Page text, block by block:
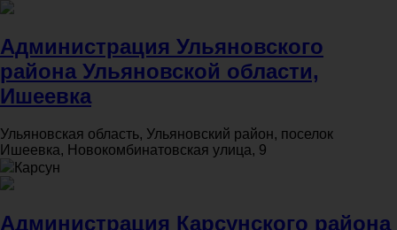
Администрация Ульяновского
района Ульяновской области,
Ишеевка
Ульяновская область, Ульяновский район, поселок
Ишеевка, Новокомбинатовская улица, 9
Карсун
Администрация Карсунского района